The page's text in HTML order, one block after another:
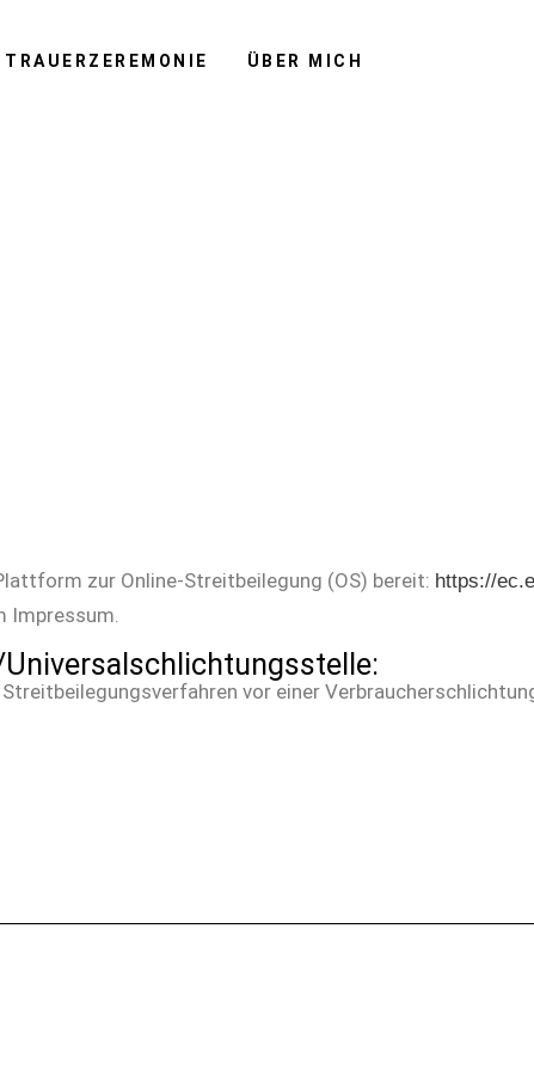
TRAUERZEREMONIE ÜBER MICH
zur Online-Streitbeilegung (OS) bereit: https://
Impressum.
vor einer